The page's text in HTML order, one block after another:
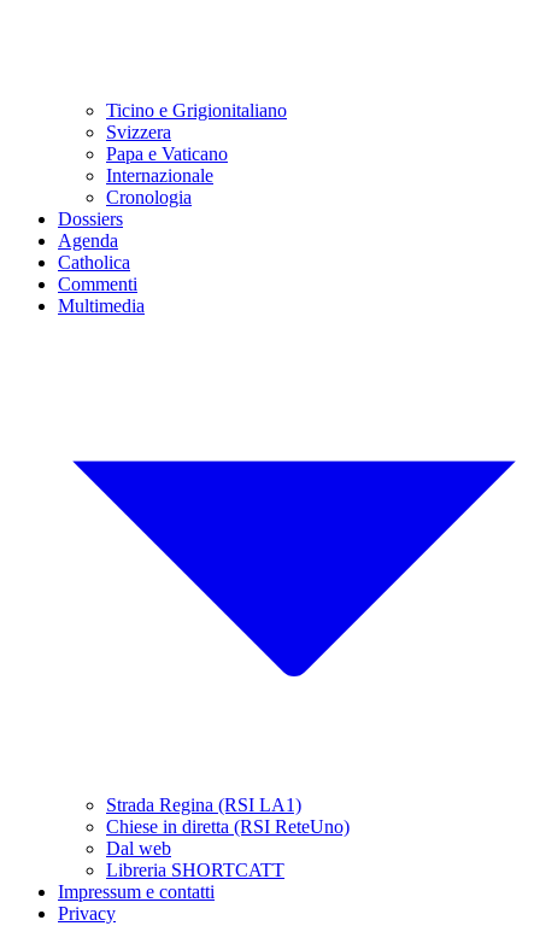
Ticino e Grigionitaliano
Svizzera
Papa e Vaticano
Internazionale
Cronologia
Dossiers
Agenda
Catholica
Commenti
Multimedia
Strada Regina (RSI LA1)
Chiese in diretta (RSI ReteUno)
Dal web
Libreria SHORTCATT
Impressum e contatti
Privacy